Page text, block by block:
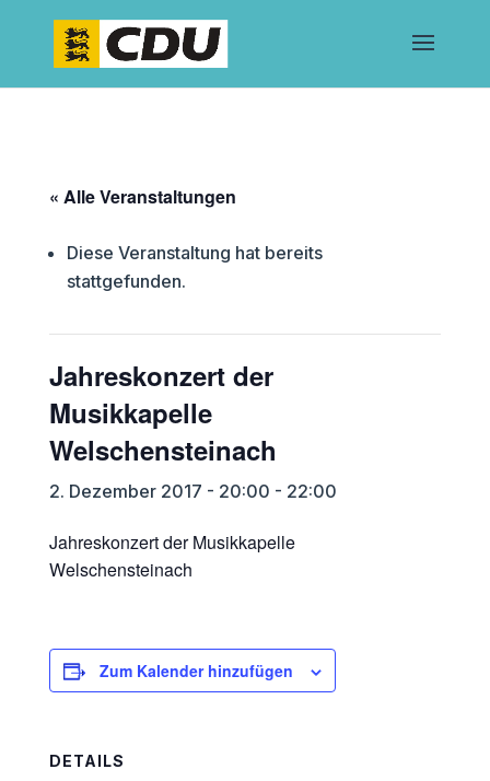
« Alle Veranstaltungen
Diese Veranstaltung hat bereits
stattgefunden.
Jahreskonzert der
Musikkapelle
Welschensteinach
2. Dezember 2017 - 20:00 - 22:00
Jahreskonzert der Musikkapelle
Welschensteinach
Zum Kalender hinzufügen
DETAILS